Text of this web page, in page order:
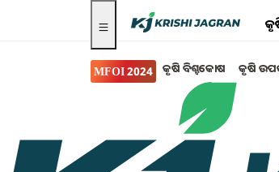
MFOI 2024 କୃଷି ବିଶ୍ବକୋଷ କୃଷି